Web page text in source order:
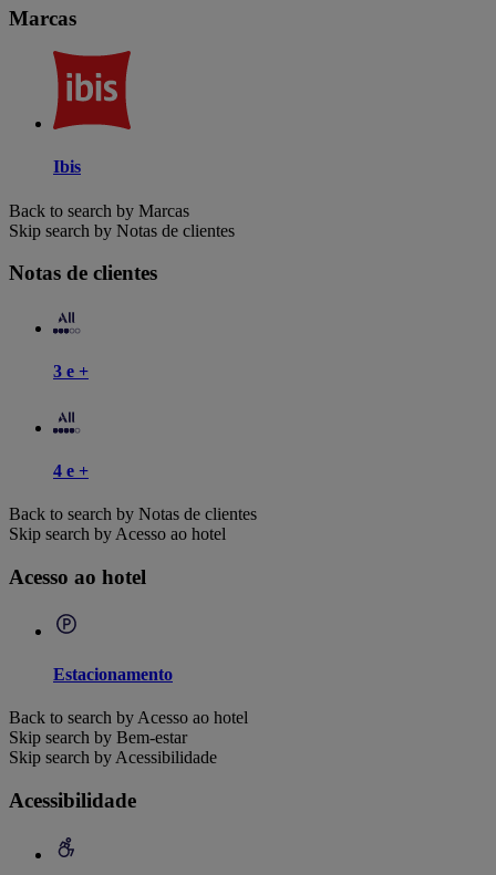
Marcas
Ibis
Back to search by Marcas
Skip search by Notas de clientes
Notas de clientes
3 e +
4 e +
Back to search by Notas de clientes
Skip search by Acesso ao hotel
Acesso ao hotel
Estacionamento
Back to search by Acesso ao hotel
Skip search by Bem-estar
Skip search by Acessibilidade
Acessibilidade